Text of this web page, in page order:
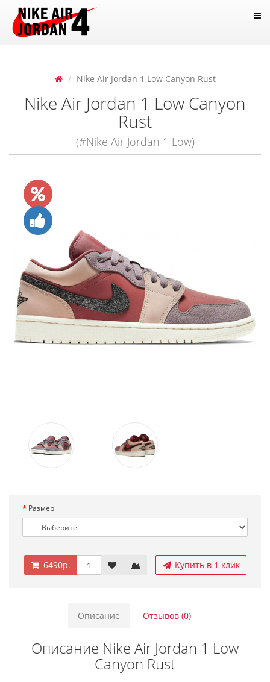
Nike Air Jordan 1 Low Canyon Rust
Nike Air Jordan 1 Low Canyon
Rust
(#Nike Air Jordan 1 Low)
Размер
6490р. Купить в 1 клик
Описание Отзывов (0)
Описание Nike Air Jordan 1 Low
Canyon Rust